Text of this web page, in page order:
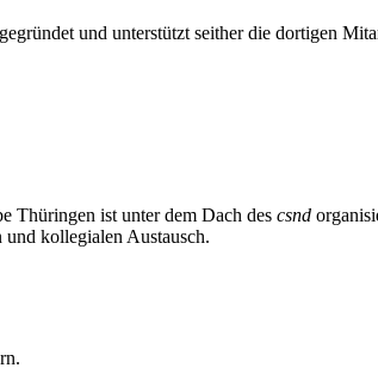
und unterstützt seither die dortigen
Thüringen ist unter dem Dach des csnd
kollegialen Austausch.